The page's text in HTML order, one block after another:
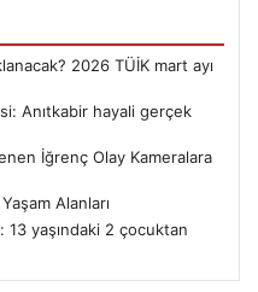
2026 TÜİK mart ayı
Anıtkabir hayali gerçek
İğrenç Olay Kameralara
Alanları
13 yaşındaki 2 çocuktan